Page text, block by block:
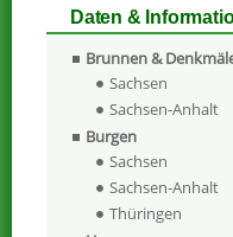
Daten &
Brunnen &
Sachsen
Sachsen-Anhalt
Burgen
Sachsen
Sachsen-Anhalt
Thüringen